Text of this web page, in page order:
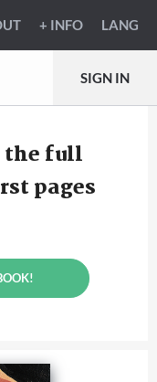
+ INFO LANG
SIGN IN
the full
pages